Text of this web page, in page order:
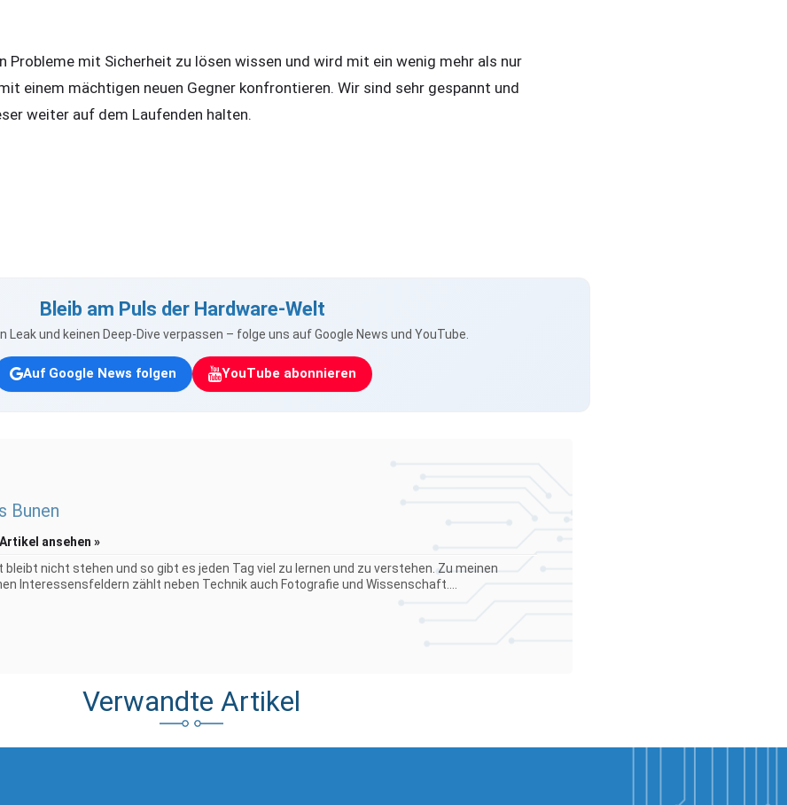
Probleme mit Sicherheit zu lösen wissen und wird mit ein wenig mehr als nur
einem mächtigen neuen Gegner konfrontieren. Wir sind sehr gespannt und
weiter auf dem Laufenden halten.
Bleib am Puls der Hardware-Welt
Leak und keinen Deep-Dive verpassen – folge uns auf Google News und YouTube.
Auf Google News folgen YouTube abonnieren
Bunen
ansehen »
bleibt nicht stehen und so gibt es jeden Tag viel zu lernen und zu verstehen. Zu meinen
Interessensfeldern zählt neben Technik auch Fotografie und Wissenschaft....
Verwandte Artikel